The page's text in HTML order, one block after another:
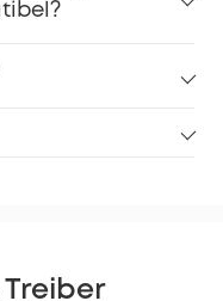
Treiber